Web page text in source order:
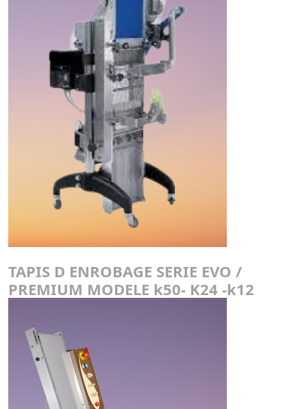
TAPIS D ENROBAGE SERIE EVO /
PREMIUM MODELE k50- K24 -k12